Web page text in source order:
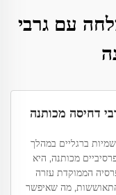
עם גרבי
דחיסה מכותנה
ברגליים במהלך
מכותנה, היא
הממוקדת עזרה
מה שאיפשר